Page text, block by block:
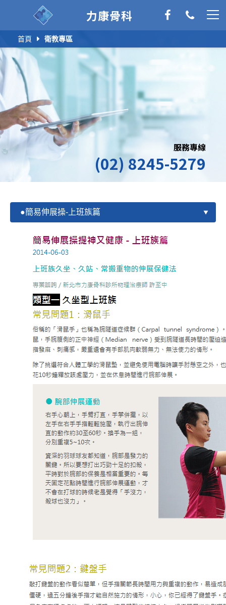
力康骨科
服務專線
(02) 8245-5279
首頁 衛教專區